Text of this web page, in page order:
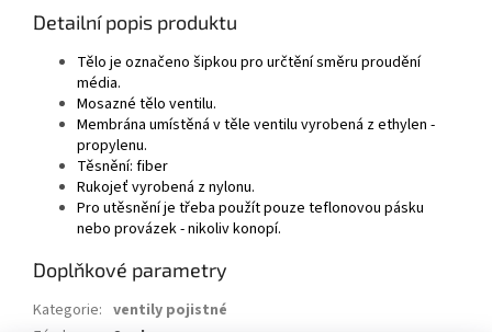
Detailní popis produktu
Tělo je označeno šipkou pro určtění směru proudění
média.
Mosazné tělo ventilu.
Membrána umístěná v těle ventilu vyrobená z ethylen -
propylenu.
Těsnění: fiber
Rukojeť vyrobená z nylonu.
Pro utěsnění je třeba použít pouze teflonovou pásku
nebo provázek - nikoliv konopí.
Doplňkové parametry
Kategorie: ventily pojistné